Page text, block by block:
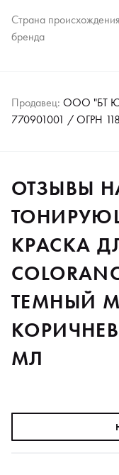
Страна происхождения
бренда
Продавец: ООО "БТ
770901001 / ОГРН
ОТЗЫВЫ
КРАСКА
ТЕМНЫЙ
МЛ